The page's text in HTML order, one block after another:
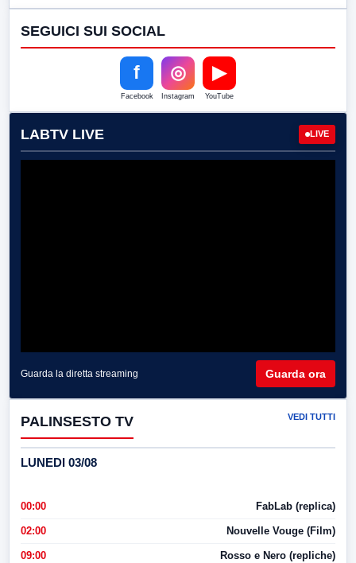
SEGUICI SUI SOCIAL
f
Facebook
◎
Instagram
▶
YouTube
LABTV LIVE LIVE
Guarda la diretta streaming Guarda ora
PALINSESTO TV VEDI TUTTI
LUNEDI 03/08
00:00 FabLab (replica)
02:00 Nouvelle Vouge (Film)
09:00 Rosso e Nero (repliche)